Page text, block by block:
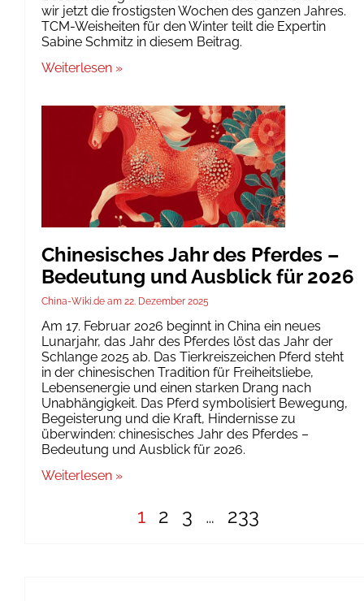
wir jetzt die frostigsten Wochen des ganzen Jahres.
TCM-Weisheiten für den Winter teilt die Expertin
Sabine Schmitz in diesem Beitrag.
Weiterlesen »
Chinesisches Jahr des Pferdes –
Bedeutung und Ausblick für 2026
China-Wiki.de 22. Dezember 2025
Am 17. Februar 2026 beginnt in China ein neues
Lunarjahr, das Jahr des Pferdes löst das Jahr der
Schlange 2025 ab. Das Tierkreiszeichen Pferd steht
in der chinesischen Tradition für Freiheitsliebe,
Lebensenergie und einen starken Drang nach
Unabhängigkeit. Das Pferd symbolisiert Bewegung,
Begeisterung und die Kraft, Hindernisse zu
überwinden: chinesisches Jahr des Pferdes –
Bedeutung und Ausblick für 2026.
Weiterlesen »
1 2 3 … 233